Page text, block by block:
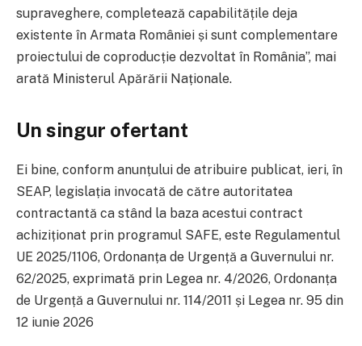
supraveghere, completează capabilitățile deja
existente în Armata României și sunt complementare
proiectului de coproducție dezvoltat în România”, mai
arată Ministerul Apărării Naționale.
Un singur ofertant
Ei bine, conform anunțului de atribuire publicat, ieri, în
SEAP, legislația invocată de către autoritatea
contractantă ca stând la baza acestui contract
achiziționat prin programul SAFE, este Regulamentul
UE 2025/1106, Ordonanța de Urgență a Guvernului nr.
62/2025, exprimată prin Legea nr. 4/2026, Ordonanța
de Urgență a Guvernului nr. 114/2011 și Legea nr. 95 din
12 iunie 2026